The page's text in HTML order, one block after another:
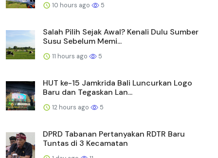
10 hours ago 5
Salah Pilih Sejak Awal? Kenali Dulu Sumber
Susu Sebelum Memi...
11 hours ago 5
HUT ke-15 Jamkrida Bali Luncurkan Logo
Baru dan Tegaskan Lan...
12 hours ago 5
DPRD Tabanan Pertanyakan RDTR Baru
Tuntas di 3 Kecamatan